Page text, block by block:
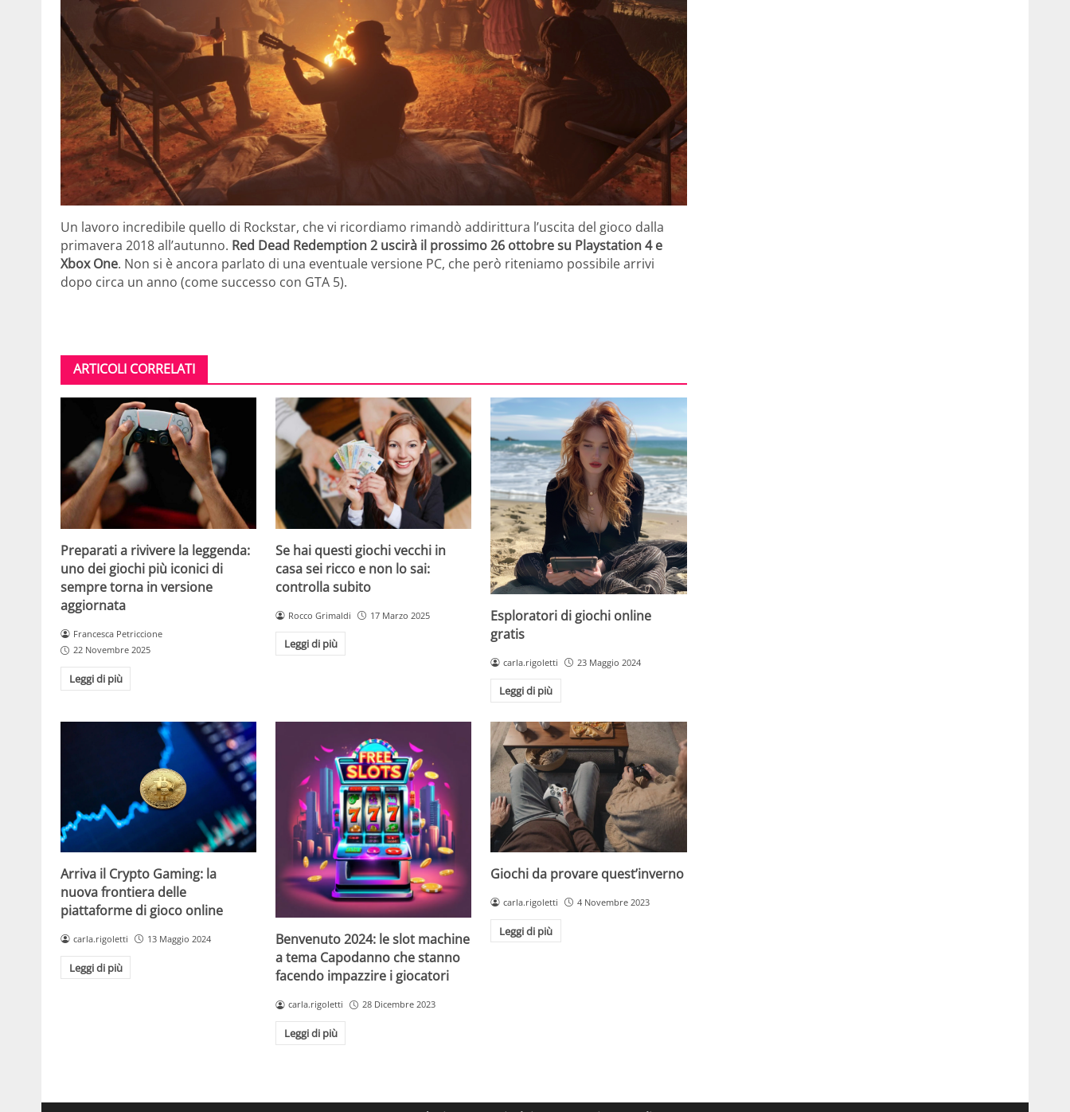
Un lavoro incredibile quello di Rockstar, che vi ricordiamo rimandò addirittura l’uscita del gioco dalla
primavera 2018 all’autunno. Red Dead Redemption 2 uscirà il prossimo 26 ottobre su Playstation 4 e
Xbox One. Non si è ancora parlato di una eventuale versione PC, che però riteniamo possibile arrivi
dopo circa un anno (come successo con GTA 5).
ARTICOLI CORRELATI
Preparati a rivivere la leggenda:
uno dei giochi più iconici di
sempre torna in versione
aggiornata
Francesca Petriccione
22 Novembre 2025
Leggi di più
Se hai questi giochi vecchi in
casa sei ricco e non lo sai:
controlla subito
Rocco Grimaldi 17 Marzo 2025
Leggi di più
Esploratori di giochi online
gratis
carla.rigoletti 23 Maggio 2024
Leggi di più
Arriva il Crypto Gaming: la
nuova frontiera delle
piattaforme di gioco online
carla.rigoletti 13 Maggio 2024
Leggi di più
Benvenuto 2024: le slot machine
a tema Capodanno che stanno
facendo impazzire i giocatori
carla.rigoletti 28 Dicembre 2023
Leggi di più
Giochi da provare quest’inverno
carla.rigoletti 4 Novembre 2023
Leggi di più